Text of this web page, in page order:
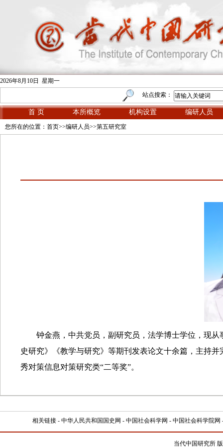
2026年8月10日 星期一
站点搜索：
首 页 本所概览 机构设置 编研人员
您所在的位置： 首页>>编研人员>>第五研究室
钟金燕，中共党员，副研究员 ， 法学博士学位，现从
史研究》《教学与研究》等期刊发表论文十余篇，主持
秀对策信息对策研究类“二等奖”。
相关链接 - 中华人民共和国国史网 - 中国社会科学网 - 中国社会科学院网
当代中国研究所